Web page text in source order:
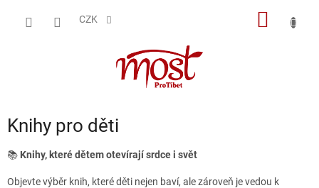
CZK
Knihy pro děti
📚 Knihy, které dětem otevírají srdce i svět
Objevte výběr knih, které děti nejen baví, ale zároveň je vedou k